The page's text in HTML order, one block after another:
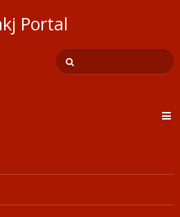
Portal